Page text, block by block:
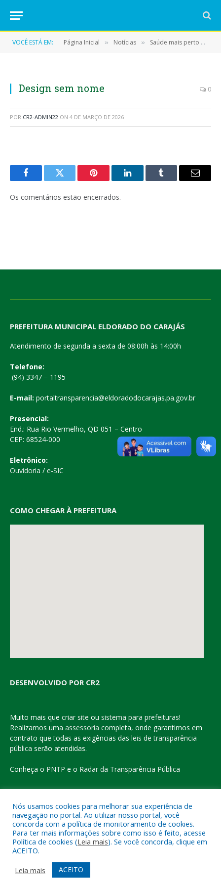
VOCÊ ESTÁ EM: Página Inicial » Notícias » Saúde mais perto de você: coleta de sangue é realizada em domicílio
Design sem nome 0
POR CR2-ADMIN22 ON 4 DE MARÇO DE 2026
FacebookTwitter Pinterest LinkedInTumblr
E-
Os comentários estão encerrados.
PREFEITURA MUNICIPAL ELDORADO DO CARAJÁS
Atendimento de segunda a sexta de 08:00h às 14:00h
Telefone:
(94) 3347 – 1195
E-mail: portaltransparencia@eldoradodocarajas.pa.gov.br
Presencial:
End.: Rua Rio Vermelho, QD 051 – Centro
CEP: 68524-000
Eletrônico:
Ouvidoria / e-SIC
COMO CHEGAR À PREFEITURA
DESENVOLVIDO POR CR2
Muito mais que criar site ou sistema para prefeituras!
Realizamos uma assessoria completa, onde garantimos em
contrato que todas as exigências das leis de transparência
pública serão atendidas.
Conheça o PNTP e o Radar da Transparência Pública
Todos os direitos reservados a Prefeitura Municipal de Eldorado
do Carajás
Mapa do Site
Acessar o Webmail
Nós usamos cookies para melhorar sua experiência de
navegação no portal. Ao utilizar nosso portal, você
concorda com a política de monitoramento de cookies.
Para ter mais informações sobre como isso é feito, acesse
Política de cookies (Leia mais). Se você concorda, clique em
ACEITO.
Leia mais
ACEITO